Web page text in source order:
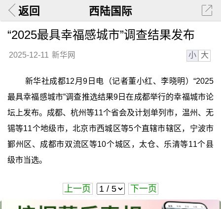
返回 西陆国际
“2025最具幸福感城市”调查结果发布
2025-12-11 新华网 小 大
新华社成都12月9日电（记者董小红、李晓明）“2025
最具幸福感城市”调查推选结果9日在成都举行的幸福城市论
坛上发布。成都、杭州等11个省会及计划单列市，温州、无
锡等11个地级市，北京市西城区等5个直辖市辖区，宁波市
鄞州区、成都市双流区等10个城区，太仓、乐清等11个县
级市当选。
上一页 下一页